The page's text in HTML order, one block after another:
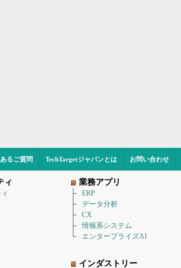
るご質問 TechTargetジャパンとは お問い合わせ
ィ 業務アプリ
ERP
データ分析
CX
情報系システム
エンタープライズAI
インダストリー